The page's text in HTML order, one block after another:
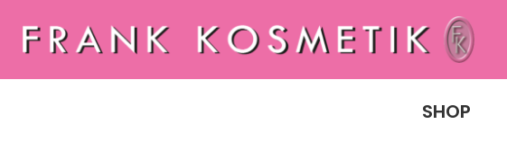
Inhalt
springen
SHOP